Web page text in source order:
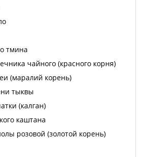
тмина
чайного (красного корня)
(маралий корень)
тыквы
(калган)
каштана
розовой (золотой корень)